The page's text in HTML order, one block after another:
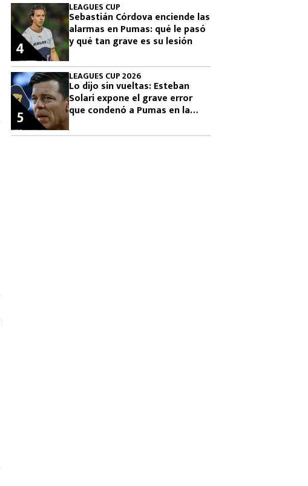
LEAGUES CUP
Sebastián Córdova enciende las
alarmas en Pumas: qué le pasó
y qué tan grave es su lesión
4
LEAGUES CUP 2026
Lo dijo sin vueltas: Esteban
Solari expone el grave error
que condenó a Pumas en la
5